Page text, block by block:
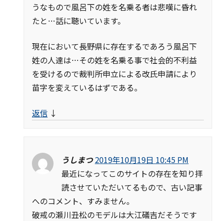
うなもので風呂下の姓を名乗る者は悲嘆に昏れ
たと…話に聴いています。
現在において長野県に存在するであろう風呂下
姓の人達は…その姓を名乗る事で社会的不利益
を受けるので裁判所申立による改氏申請により
苗字を変えているはずである。
返信 ↓
うしまつ 2019年10月19日 10:45 PM
最近になってこのサイトの存在を知り拝
読させていただいてるもので、古い記事
へのコメント、すみません。
破戒の瀬川丑松のモデルは大江礒吉だそうです